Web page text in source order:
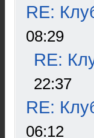
RE:
08:29
RE:
22:37
RE:
06:12